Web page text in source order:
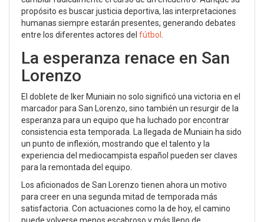
propósito es buscar justicia deportiva, las interpretaciones
humanas siempre estarán presentes, generando debates
entre los diferentes actores del fútbol
La esperanza renace en San
Lorenzo
El doblete de Iker Muniain no solo significó una victoria en el
marcador para San Lorenzo, sino también un resurgir de la
esperanza para un equipo que ha luchado por encontrar
consistencia esta temporada. La llegada de Muniain ha sido
un punto de inflexión, mostrando que el talento y la
experiencia del mediocampista español pueden ser claves
para la remontada del equipo.
Los aficionados de San Lorenzo tienen ahora un motivo
para creer en una segunda mitad de temporada más
satisfactoria. Con actuaciones como la de hoy, el camino
puede volverse menos escabroso y más lleno de